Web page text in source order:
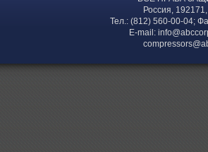
Россия,
Тел.: (812) 560-00-04;
E-mail: